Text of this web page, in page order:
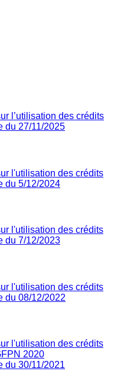
l’utilisation des crédits
du 27/11/2025
l'utilisation des crédits
du 5/12/2024
l'utilisation des crédits
du 7/12/2023
l'utilisation des crédits
du 08/12/2022
l'utilisation des crédits
2020
du 30/11/2021